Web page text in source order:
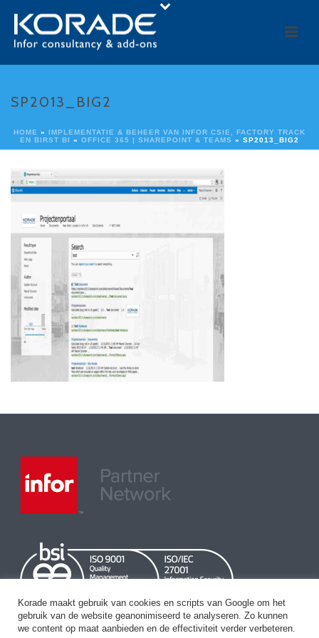
SP2013_BIG2
HOME » IMPLEMENTATIE & BEHEER VAN INFOR CSIE, FACTORY TRACK
EN BIRST BI » OFFICE 365 | SHAREPOINT & TEAMS » SP2013_BIG2
Korade maakt gebruik van cookies en scripts van Google om het
gebruik van de website geanonimiseerd te analyseren. Zo kunnen
we content op maat aanbieden en de effectiviteit verder verbeteren.